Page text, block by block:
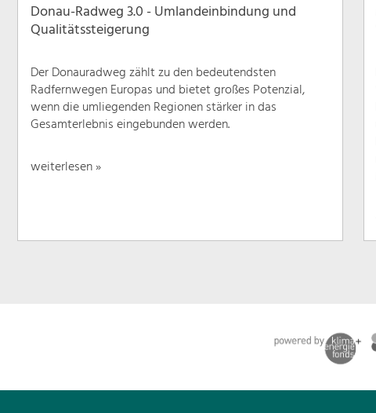
Donau-Radweg 3.0 - Umlandeinbindung und
Qualitätssteigerung
Der Donauradweg zählt zu den bedeutendsten
Radfernwegen Europas und bietet großes Potenzial,
wenn die umliegenden Regionen stärker in das
Gesamterlebnis eingebunden werden.
weiterlesen »